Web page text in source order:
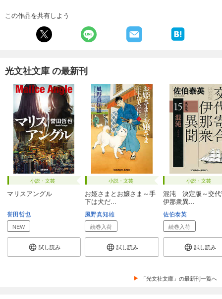
この作品を共有しよう
光文社文庫 の最新刊
小説・文芸
マリスアングル
誉田哲也
NEW
試し読み
小説・文芸
お姫さまとお嬢さま～手
下は犬だ...
風野真知雄
続巻入荷
試し読み
小説・文芸
混沌 決定版～交代
伊那衆異...
佐伯泰英
続巻入荷
試し読み
「光文社文庫」の最新刊一覧へ